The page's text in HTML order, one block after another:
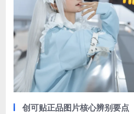
创可贴正品图片核心辨别要点